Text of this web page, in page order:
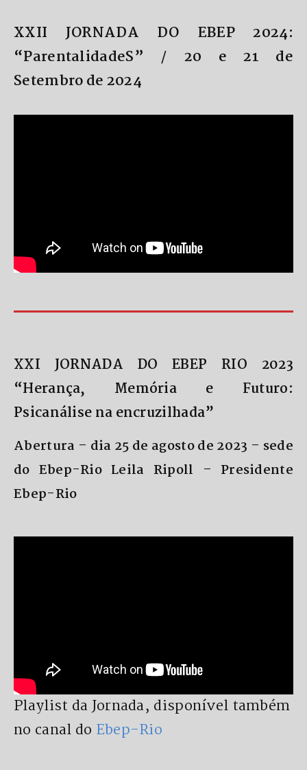
XXII JORNADA DO EBEP 2024:
“ParentalidadeS” / 20 e 21 de
Setembro de 2024
XXI JORNADA DO EBEP RIO 2023
“Herança, Memória e Futuro:
Psicanálise na encruzilhada”
Abertura – dia 25 de agosto de 2023 – sede
do Ebep-Rio Leila Ripoll – Presidente
Ebep-Rio
Playlist da Jornada, disponível também
no canal do Ebep-Rio